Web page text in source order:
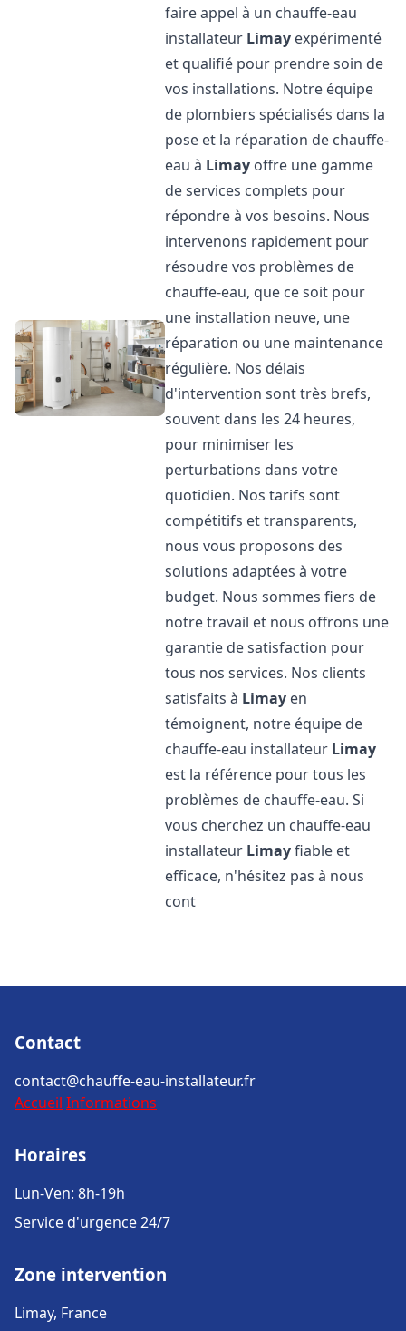
faire appel à un chauffe-eau
installateur Limay expérimenté
et qualifié pour prendre soin de
vos installations. Notre équipe
de plombiers spécialisés dans la
pose et la réparation de chauffe-
eau à Limay offre une gamme
de services complets pour
répondre à vos besoins. Nous
intervenons rapidement pour
résoudre vos problèmes de
chauffe-eau, que ce soit pour
une installation neuve, une
réparation ou une maintenance
régulière. Nos délais
d'intervention sont très brefs,
souvent dans les 24 heures,
pour minimiser les
perturbations dans votre
quotidien. Nos tarifs sont
compétitifs et transparents,
nous vous proposons des
solutions adaptées à votre
budget. Nous sommes fiers de
notre travail et nous offrons une
garantie de satisfaction pour
tous nos services. Nos clients
satisfaits à Limay en
témoignent, notre équipe de
chauffe-eau installateur Limay
est la référence pour tous les
problèmes de chauffe-eau. Si
vous cherchez un chauffe-eau
installateur Limayfiable et
efficace, n'hésitez pas à nous
cont
Contact
contact@chauffe-eau-installateur.fr
Accueil Informations
Horaires
Lun-Ven: 8h-19h
Service d'urgence 24/7
Zone intervention
Limay, France